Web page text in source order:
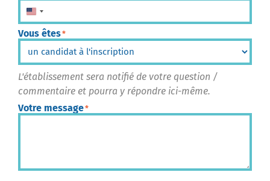
États-Unis +1
Vous êtes*
L'établissement sera notifié de votre question /
commentaire et pourra y répondre ici-même.
Votre message*